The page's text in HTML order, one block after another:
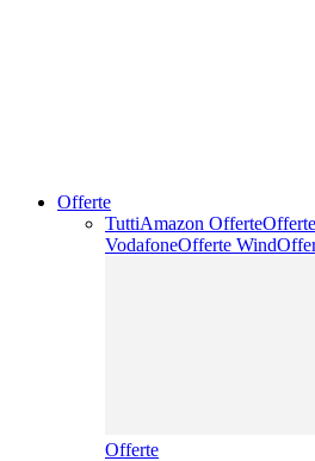
Offerte
TuttiAmazon Offerte
VodafoneOfferte Wind
Offerte